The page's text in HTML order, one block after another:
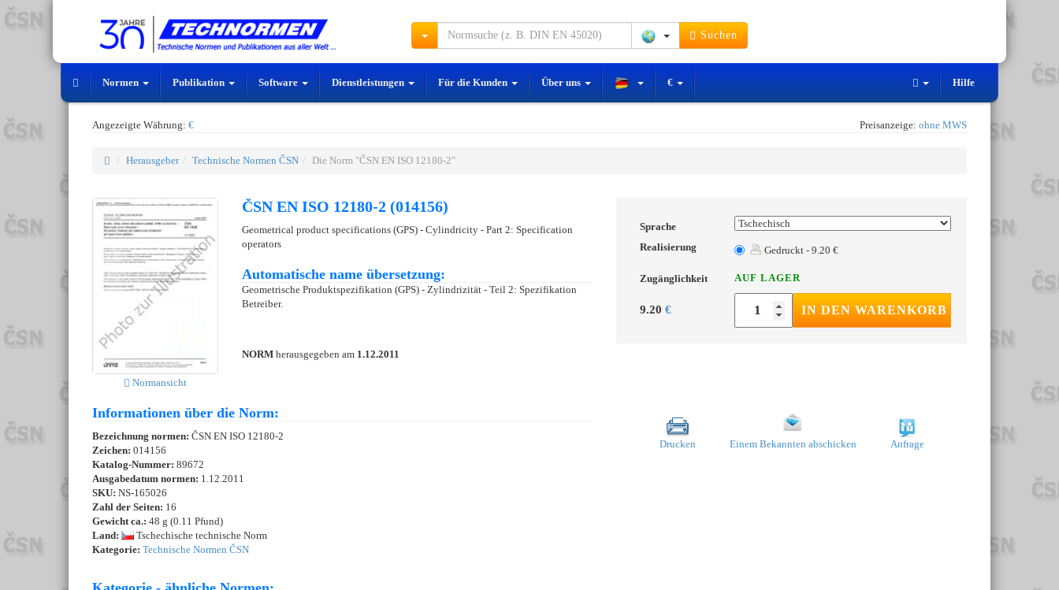
Suchen
Normen Publikation Software Dienstleistungen Für die Kunden Über uns € Hilfe
Angezeigte Währung: € Preisanzeige: ohne MWS
Herausgeber Technische Normen ČSN Die Norm "ČSN EN ISO 12180-2"
Normansicht
ČSN EN ISO 12180-2 (014156)
Geometrical product specifications (GPS) - Cylindricity - Part 2: Specification
operators
Automatische name übersetzung:
Geometrische Produktspezifikation (GPS) - Zylindrizität - Teil 2: Spezifikation
Betreiber.
NORM herausgegeben am 1.12.2011
Sprache
Realisierung
Gedruckt - 9.20 €
Zugänglichkeit AUF LAGER
9.20 € IN DEN WARENKORB
Informationen über die Norm:
Bezeichnung normen: ČSN EN ISO 12180-2
Zeichen: 014156
Katalog-Nummer: 89672
Ausgabedatum normen: 1.12.2011
SKU: NS-165026
Zahl der Seiten: 16
Gewicht ca.: 48 g (0.11 Pfund)
Land:
Tschechische technische Norm
Kategorie: Technische Normen ČSN
Drucken Einem Bekannten abschicken Anfrage